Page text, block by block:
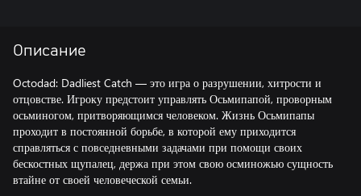
Описание
Octodad: Dadliest Catch — это игра о разрушении, хитрости и
отцовстве. Игроку предстоит управлять Осьмипапой, проворным
осьминогом, притворяющимся человеком. Жизнь Осьмипапы
проходит в постоянной борьбе, в которой ему приходится
справляться с повседневными задачами при помощи своих
бескостных щупалец, держа при этом свою осминожью сущность
втайне от своей человеческой семьи.